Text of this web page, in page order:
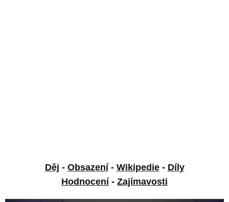
Děj - Obsazení- Wikipedie- Díly
Hodnocení - Zajímavosti